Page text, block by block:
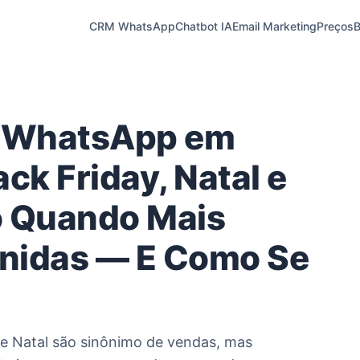
CRM WhatsAppChatbot IAEmail MarketingPreços
em
Friday, Natal e
Quando Mais
— E Como Se
Natal são sinônimo de vendas, mas